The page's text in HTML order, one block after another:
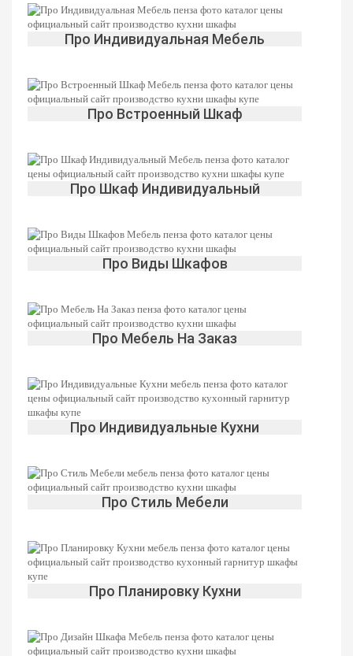
Про Индивидуальная Мебель
Про Встроенный Шкаф
Про Шкаф Индивидуальный
Про Виды Шкафов
Про Мебель На Заказ
Про Индивидуальные Кухни
Про Стиль Мебели
Про Планировку Кухни